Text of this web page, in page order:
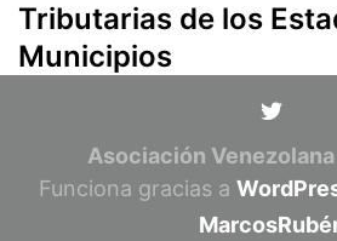
Tributarias de los
Municipios
Asociación
Funciona gracias a